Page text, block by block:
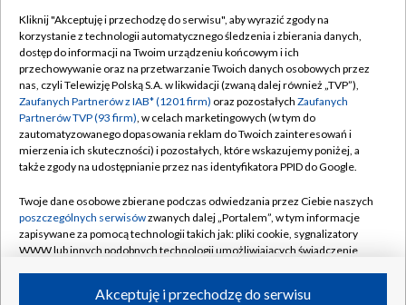
TVP
Abonament TVP
Emisja w TVP
Centrum informacji TVP
Naziemna Telewizja Cyfrowa
Rada Programowa
System NOS
Informacje o nadawcy
Regulamin TVP
Polityka prywatności
Moje zgody
Pomoc
Kontakt
Kanały
Kliknij "Akceptuję i przechodzę do serwisu", aby wyrazić zgody na
korzystanie z technologii automatycznego śledzenia i zbierania danych,
dostęp do informacji na Twoim urządzeniu końcowym i ich
przechowywanie oraz na przetwarzanie Twoich danych osobowych przez
nas, czyli Telewizję Polską S.A. w likwidacji (zwaną dalej również „TVP”),
Zaufanych Partnerów z IAB* (1201 firm) oraz pozostałych Zaufanych
Partnerów TVP (93 firm), w celach marketingowych (w tym do
zautomatyzowanego dopasowania reklam do Twoich zainteresowań i
mierzenia ich skuteczności) i pozostałych, które wskazujemy poniżej, a
także zgody na udostępnianie przez nas identyfikatora PPID do Google.
Twoje dane osobowe zbierane podczas odwiedzania przez Ciebie naszych
poszczególnych serwisówzwanych dalej „Portalem”, w tym informacje
zapisywane za pomocą technologii takich jak: pliki cookie, sygnalizatory
WWW lub innych podobnych technologii umożliwiających świadczenie
ruchu w Internecie.Akceptuję i przechodzę do serwisu